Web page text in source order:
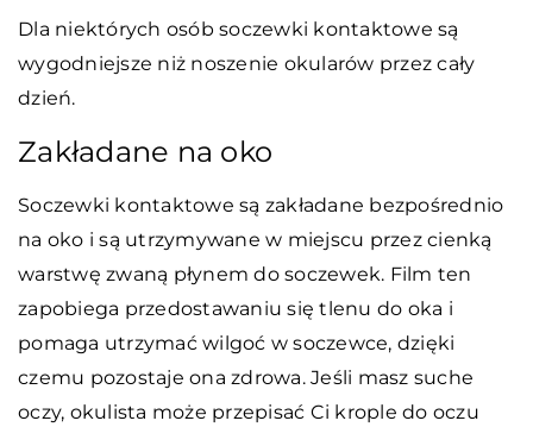
Dla niektórych osób soczewki kontaktowe są
wygodniejsze niż noszenie okularów przez cały
dzień.
Zakładane na oko
Soczewki kontaktowe są zakładane bezpośrednio
na oko i są utrzymywane w miejscu przez cienką
warstwę zwaną płynem do soczewek. Film ten
zapobiega przedostawaniu się tlenu do oka i
pomaga utrzymać wilgoć w soczewce, dzięki
czemu pozostaje ona zdrowa. Jeśli masz suche
oczy, okulista może przepisać Ci krople do oczu